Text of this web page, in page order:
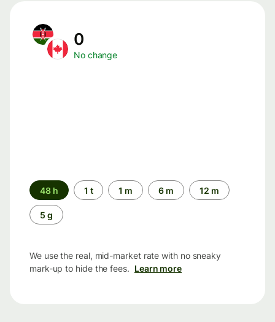
0
No change
Time
period
48 h 1 t 1 m 6 m 12 m
5 g
We use the real, mid-market rate with no sneaky
mark-up to hide the fees. Learn more